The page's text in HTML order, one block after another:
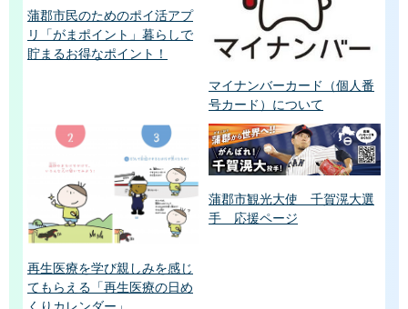
蒲郡市民のためのポイ活アプ
リ「がまポイント」暮らしで
貯まるお得なポイント！
マイナンバーカード（個人番
号カード）について
再生医療を学び親しみを感じ
てもらえる「再生医療の日め
蒲郡市観光大使 千賀滉大選
手 応援ページ